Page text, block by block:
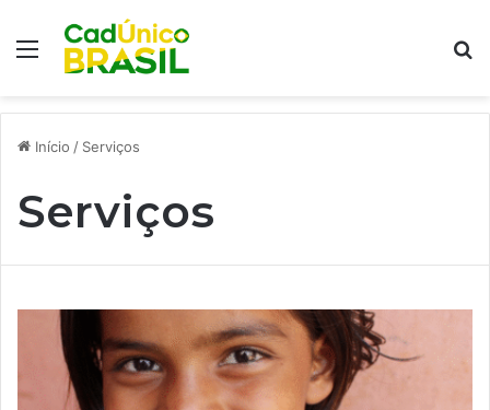
Menu
Início / Serviços
Serviços